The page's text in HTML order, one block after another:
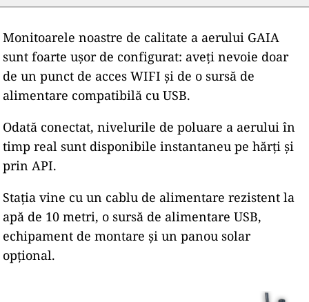
Monitoarele noastre de calitate a aerului GAIA
sunt foarte ușor de configurat: aveți nevoie doar
de un punct de acces WIFI și de o sursă de
alimentare compatibilă cu USB.
Odată conectat, nivelurile de poluare a aerului în
timp real sunt disponibile instantaneu pe hărți și
prin API.
Stația vine cu un cablu de alimentare rezistent la
apă de 10 metri, o sursă de alimentare USB,
echipament de montare și un panou solar
opțional.